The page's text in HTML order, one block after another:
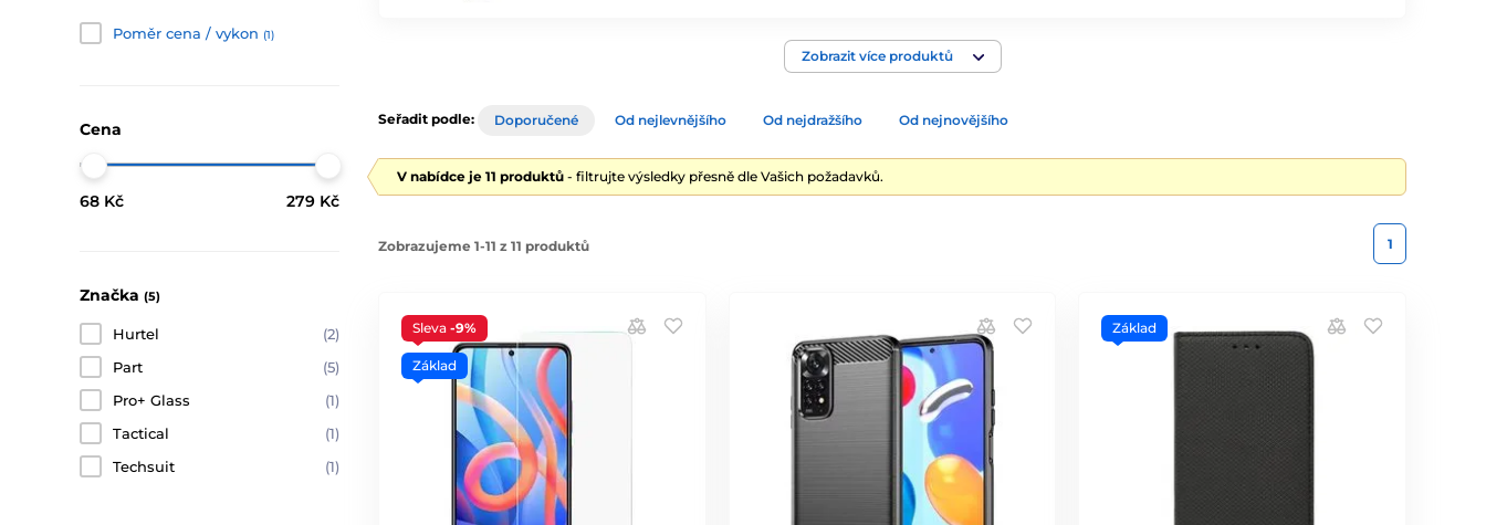
Zobrazit více produktů
Poměr cena / vykon (1)
Cena
68 Kč 279 Kč
Značka (5)
Hurtel
(2)
Part
(5)
Pro+ Glass
(1)
Tactical
(1)
Techsuit
(1)
Seřadit podle: Doporučené Od nejlevnějšího Od nejdražšího Od nejnovějšího
V nabídce je 11 produktů - filtrujte výsledky přesně dle Vašich požadavků.
Zobrazujeme 1-11 z 11 produktů 1
Sleva -9%
Základ
Základ